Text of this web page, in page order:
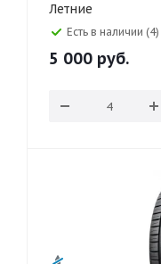
Летние
Есть в наличии (4)
5 000 руб.